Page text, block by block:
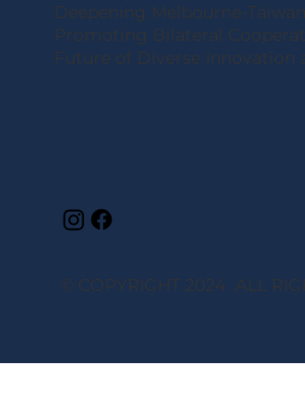
Deepening Melbourne-
Promoting Bilateral
Future of Diverse Innovation
© COPYRIGHT 2024 ALL